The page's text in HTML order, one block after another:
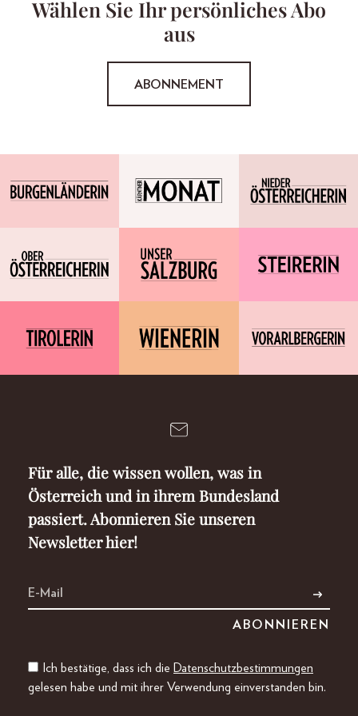
Wählen Sie Ihr persönliches Abo
aus
ABONNEMENT
Für alle, die wissen wollen, was in
Österreich und in ihrem Bundesland
passiert. Abonnieren Sie unseren
Newsletter hier!
Ich bestätige, dass ich die Datenschutzbestimmungen
gelesen habe und mit ihrer Verwendung einverstanden bin.